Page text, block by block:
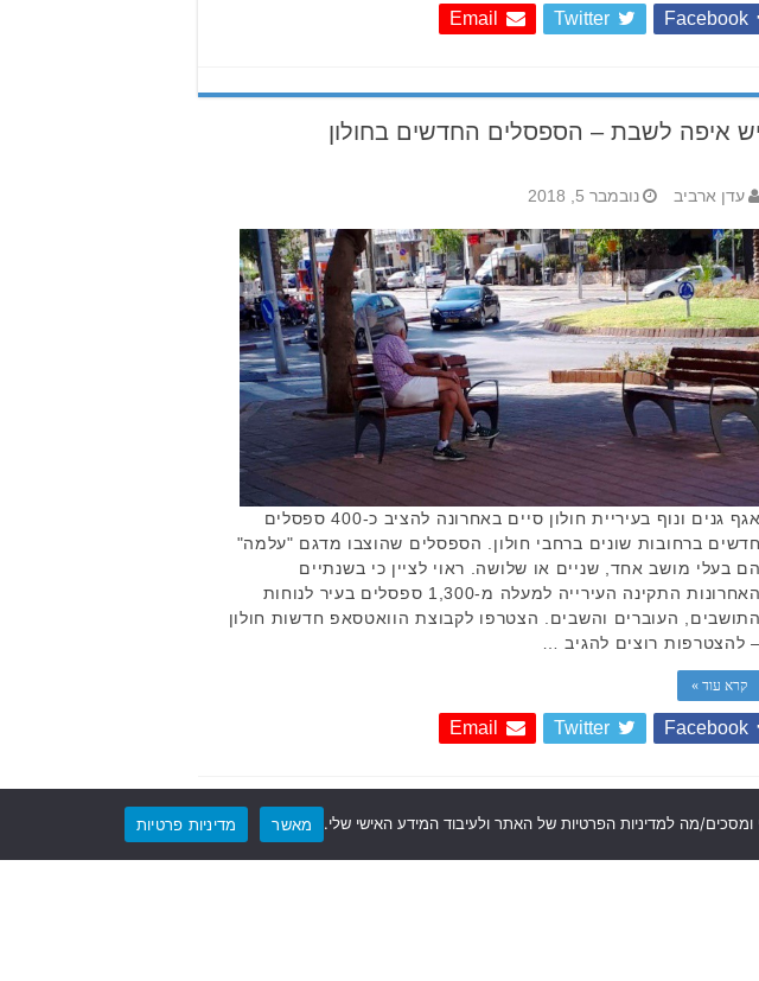
Facebook
Twitter
Email
יש איפה לשבת – הספסלים החדשים בחולון
עדן ארביב נובמבר 5, 2018
אגף גנים ונוף בעיריית חולון סיים באחרונה להציב כ-400 ספסלים
חדשים ברחובות שונים ברחבי חולון. הספסלים שהוצבו מדגם "עלמה"
הם בעלי מושב אחד, שניים או שלושה. ראוי לציין כי בשנתיים
האחרונות התקינה העירייה למעלה מ-1,300 ספסלים בעיר לנוחות
התושבים, העוברים והשבים. הצטרפו לקבוצת הוואטסאפ חדשות חולון
– להצטרפות רוצים להגיב …
קרא עוד »
Facebook
Twitter
Email
מה למדיניות הפרטיות של האתר ולעיבוד המידע האישי שלי. מאשר מדיניות פרטיות